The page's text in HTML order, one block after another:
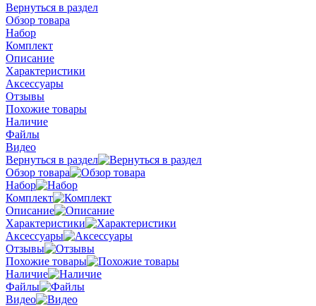
Вернуться в раздел
Обзор товара
Набор
Комплект
Описание
Характеристики
Аксессуары
Отзывы
Похожие товары
Наличие
Файлы
Видео
Вернуться в раздел
Обзор товара
Набор
Комплект
Описание
Характеристики
Аксессуары
Отзывы
Похожие товары
Наличие
Файлы
Видео